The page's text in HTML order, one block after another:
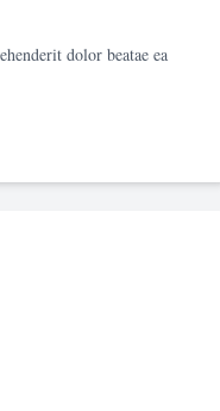
dolor beatae ea